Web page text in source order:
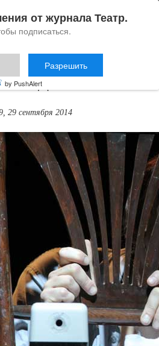
один
29 сентября 2014
от журнала Театр.
подписаться.
Разрешить
by PushAlert